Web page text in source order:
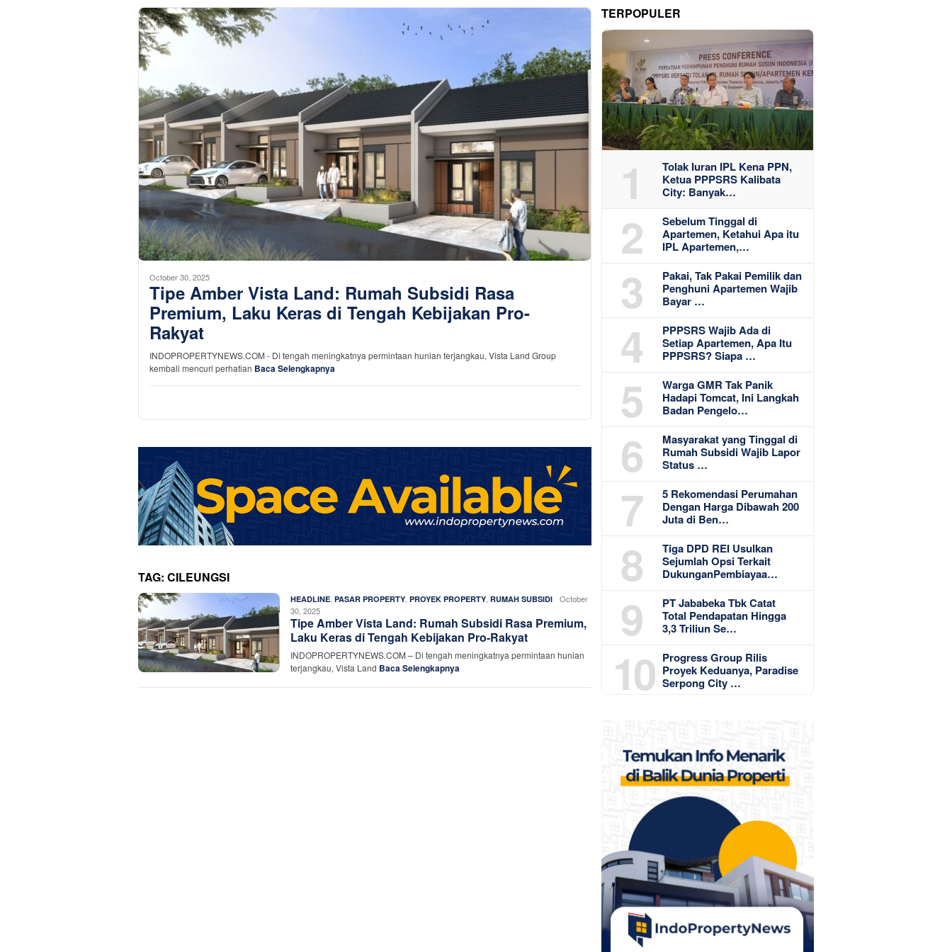
October 30, 2025
Tipe Amber Vista Land: Rumah Subsidi Rasa
Premium, Laku Keras di Tengah Kebijakan Pro-
Rakyat
INDOPROPERTYNEWS.COM - Di tengah meningkatnya permintaan hunian terjangkau, Vista Land Group
kembali mencuri perhatian Baca Selengkapnya
TAG: CILEUNGSI
HEADLINE PASAR PROPERTY PROYEK PROPERTY RUMAH SUBSIDI Rasyid
October
30, 2025
Tipe Amber Vista Land: Rumah Subsidi Rasa Premium,
Laku Keras di Tengah Kebijakan Pro-Rakyat
INDOPROPERTYNEWS.COM – Di tengah meningkatnya permintaan hunian
terjangkau, Vista Land Baca Selengkapnya
TERPOPULER
1
Tolak Iuran IPL Kena PPN,
Ketua PPPSRS Kalibata
City: Banyak…
2
Sebelum Tinggal di
Apartemen, Ketahui Apa itu
IPL Apartemen,…
3
Pakai, Tak Pakai Pemilik dan
Penghuni Apartemen Wajib
Bayar …
4
PPPSRS Wajib Ada di
Setiap Apartemen, Apa Itu
PPPSRS? Siapa …
5
Warga GMR Tak Panik
Hadapi Tomcat, Ini Langkah
Badan Pengelo…
6
Masyarakat yang Tinggal di
Rumah Subsidi Wajib Lapor
Status …
7
5 Rekomendasi Perumahan
Dengan Harga Dibawah 200
Juta di Ben…
8
Tiga DPD REI Usulkan
Sejumlah Opsi Terkait
DukunganPembiayaa…
9
PT Jababeka Tbk Catat
Total Pendapatan Hingga
3,3 Triliun Se…
10
Progress Group Rilis
Proyek Keduanya, Paradise
Serpong City …